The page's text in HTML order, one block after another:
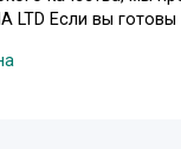
LTD Если вы